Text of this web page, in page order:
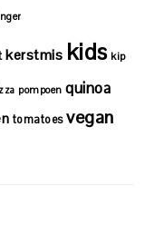
kerstmis kids kip
pompoen quinoa
tomatoes vegan